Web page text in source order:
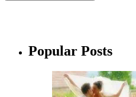
Popular Posts